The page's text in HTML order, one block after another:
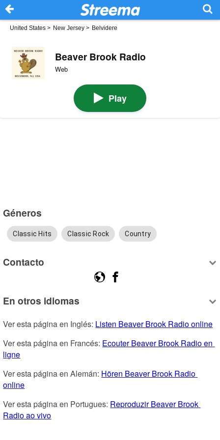
United States > New Jersey > Belvidere
Beaver Brook Radio
Web
Play
Géneros
Classic Hits Classic Rock Country
Contacto
En otros idiomas
Ver esta página en Inglés: Listen Beaver Brook Radio online
Ver esta página en Francés: Ecouter Beaver Brook Radio en
ligne
Ver esta página en Alemán: Hören Beaver Brook Radio
online
Ver esta página en Portugues: Reproduzir Beaver Brook
Radio ao vivo